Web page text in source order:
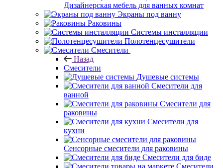
Дизайнерская мебель для ванных комнат
Экраны под ванну
Раковины
Системы инсталляции
Полотенцесушители
Смесители
Назад
Смесители
Душевые системы
Смесители для
ванной
Смесители для
раковины
Смесители для
кухни
Сенсорные смесители для раковины
Смесители для биде
Смесители